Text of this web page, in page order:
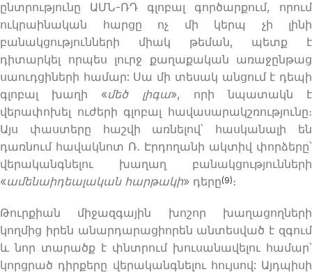
ընտրությունը ԱՄՆ-ՌԴ գլոբալ գործարքում, որում
ուկրաինական հարցը ոչ մի կերպ չի լինի
բանակցությունների միակ թեման, պետք է
դիտարկել որպես լուրջ քաղաքական առաջընթաց
սաուդցիների համար: Սա մի տեսակ անցում է դեպի
գլոբալ խաղի «մեծ լիգա», որի նպատակն է
վերափոխել ուժերի գլոբալ հավասարակշռությունը։
Այս փաստերը հաշվի առնելով՝ հասկանալի են
դառնում հավակնոտ Ռ. Էրդողանի ակտիվ փորձերը՝
վերականգնելու խաղաղ բանակցությունների
«ամենաիդեալական հարթակի» դերը(9) ։
Թուրքիան միջազգային խոշոր խաղացողների
կողմից իրեն անարդարացիորեն անտեսված է զգում
և նոր տարածք է փնտրում խուսանավելու համար՝
կորցրած դիրքերը վերականգնելու հույսով: Այդպիսի